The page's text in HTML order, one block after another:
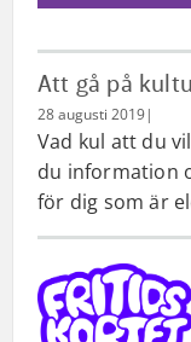
Att gå på
28 augusti 2019|
Vad kul att du
du information
för dig som är